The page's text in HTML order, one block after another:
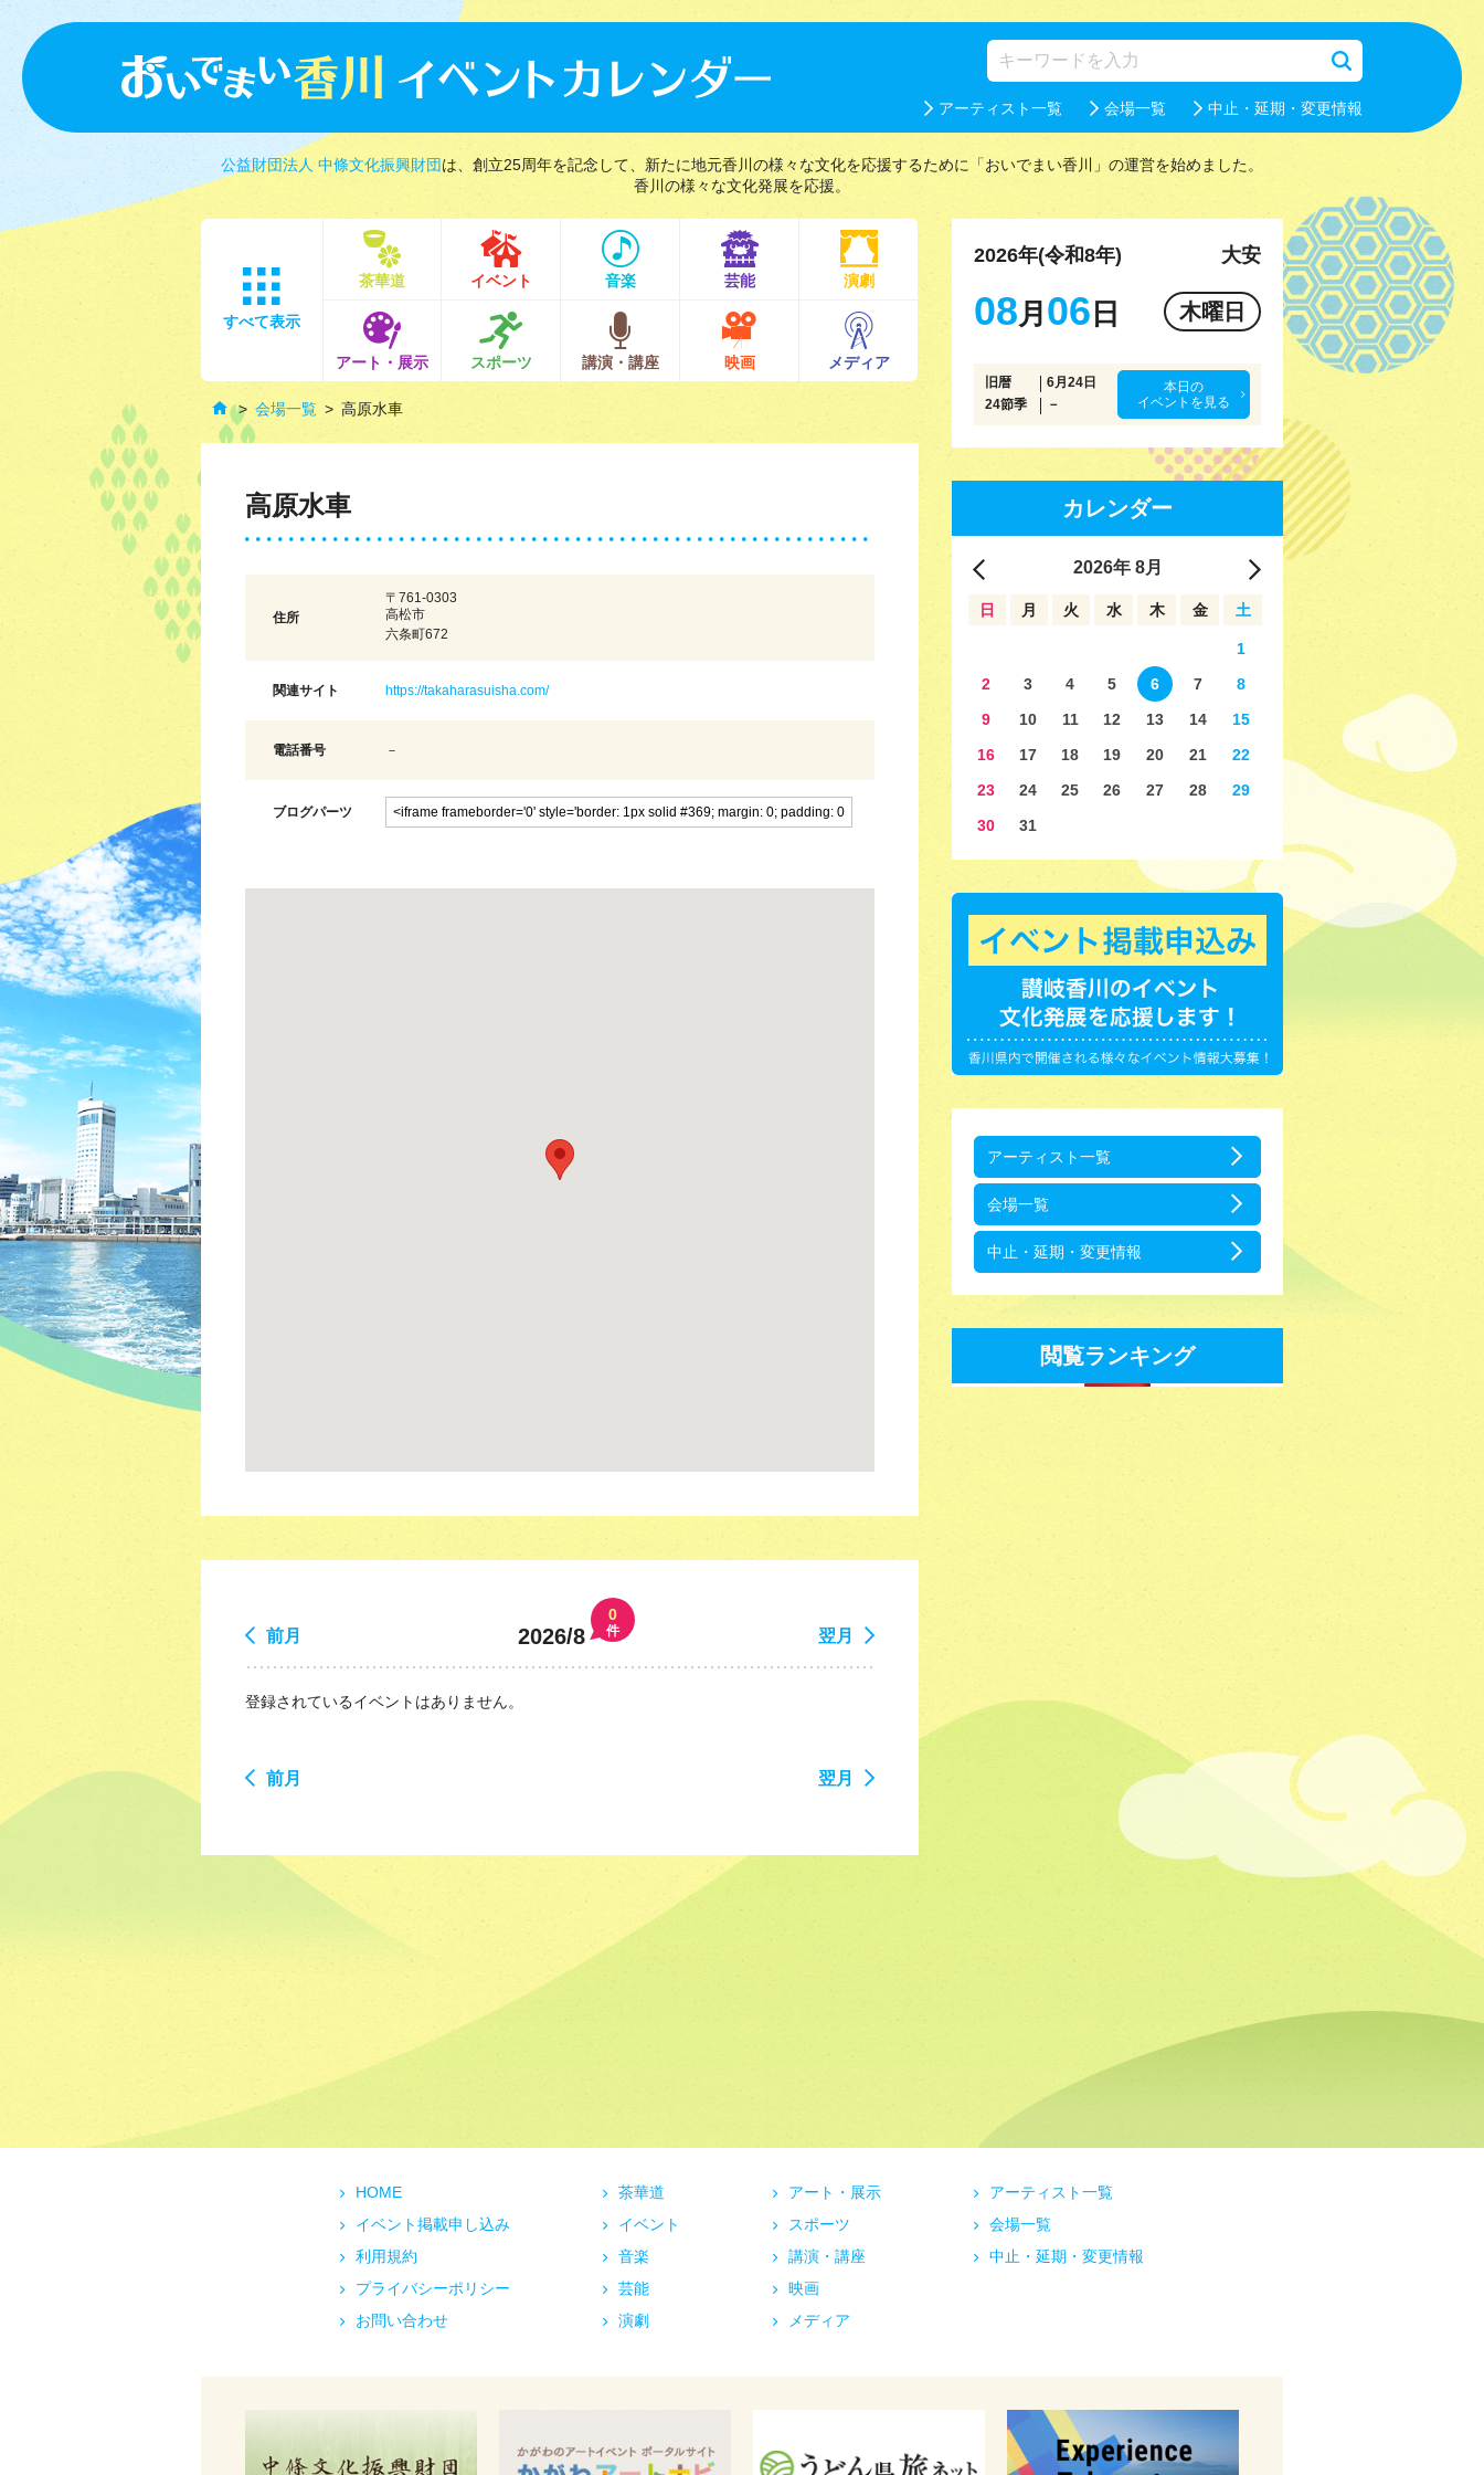
アーティスト一覧 会場一覧 中止・延期・変更情報
公益財団法人 中條文化振興財団は、創立25周年を記念して、新たに地元香川の様々な文化を応援するために「おいでまい香川」の運営を始めました。
香川の様々な文化発展を応援。
すべて表示
茶華道 イベント 音楽 芸能 演劇
アート・展示 スポーツ 講演・講座 映画 メディア
会場一覧 高原水車
高原水車
住所
〒761-0303
高松市
六条町672
関連サイト https://takaharasuisha.com/
電話番号 －
ブログパーツ
前月 2026/8
0
件 翌月
登録されているイベントはありません。
前月 翌月
2026年(令和8年) 大安
08月 06 日 木曜日
旧暦
6月24日
24節季
－
本日の
イベントを見る
カレンダー
2026年 8月
日 月 火 水 木 金 土
1
2
3 4 5 6 7
8
9
10 11 12 13 14
15
16
17 18 19 20 21
22
23
24 25 26 27 28
29
30
31
アーティスト一覧
会場一覧
中止・延期・変更情報
閲覧ランキング
HOME
イベント掲載申し込み
利用規約
プライバシーポリシー
お問い合わせ
茶華道
イベント
音楽
芸能
演劇
アート・展示
スポーツ
講演・講座
映画
メディア
アーティスト一覧
会場一覧
中止・延期・変更情報